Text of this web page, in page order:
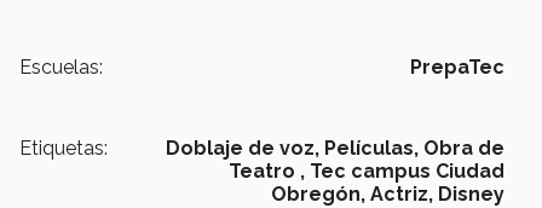
Escuelas: PrepaTec
Etiquetas: Doblaje de voz, Películas, Obra de
Teatro , Tec campus Ciudad
Obregón, Actriz, Disney